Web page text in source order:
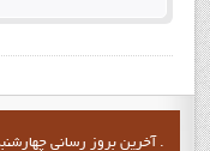
آخرين بروز رساني چهارشنبه 06 شهریور 1404 3:40:59 ب ظ .